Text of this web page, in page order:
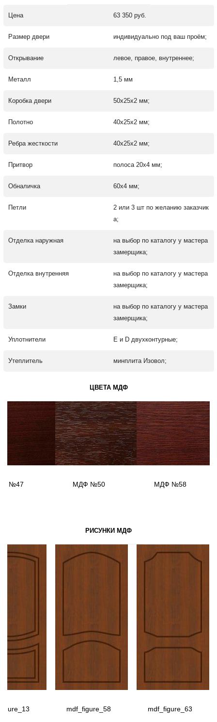
Цена 63 350 руб.
Размер двери индивидуально под ваш проём;
Открывание левое, правое, внутреннее;
Металл 1,5 мм
Коробка двери 50х25х2 мм;
Полотно 40х25х2 мм;
Ребра жесткости 40х25х2 мм;
Притвор полоса 20х4 мм;
Обналичка 60х4 мм;
Петли
2 или 3 шт по желанию заказчик
а;
Отделка наружная
на выбор по каталогу у мастера
замерщика;
Отделка внутренняя
на выбор по каталогу у мастера
замерщика;
Замки
на выбор по каталогу у мастера
замерщика;
Уплотнители Е и D двухконтурные;
Утеплитель минплита Изовол;
ЦВЕТА МДФ
№47 МДФ №50 МДФ №58
РИСУНКИ МДФ
mdf_figure_58 mdf_figure_63